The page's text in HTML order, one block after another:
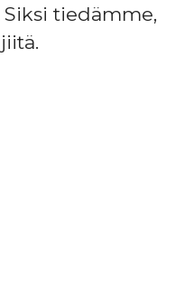
Siksi tiedämme,